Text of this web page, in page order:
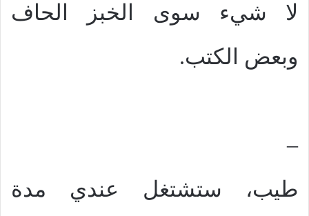
لا شيء سوى الخبز الحاف
وبعض الكتب.
–
طيب، ستشتغل عندي مدة